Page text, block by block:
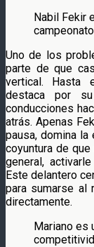
Nabil Fekir
Uno de los
parte de que
vertical. Hasta
destaca por
conducciones
atrás. Apenas
pausa, domina
coyuntura de
general,
Este delantero
para sumarse al
directamente.
Mariano es